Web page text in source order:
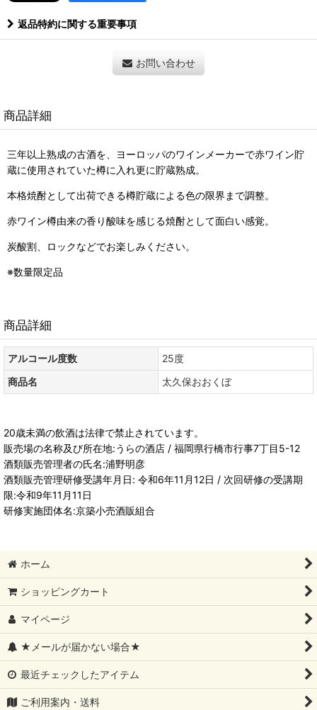
返品特約に関する重要事項
お問い合わせ
商品詳細
三年以上熟成の古酒を、ヨーロッパのワインメーカーで赤ワイン貯
蔵に使用されていた樽に入れ更に貯蔵熟成。
本格焼酎として出荷できる樽貯蔵による色の限界まで調整。
赤ワイン樽由来の香り酸味を感じる焼酎として面白い感覚。
炭酸割、ロックなどでお楽しみください。
※数量限定品
商品詳細
アルコール度数
25度
商品名
太久保おおくぼ
20歳未満の飲酒は法律で禁止されています。
販売場の名称及び所在地:うらの酒店 / 福岡県行橋市行事7丁目5-12
酒類販売管理者の氏名:浦野明彦
酒類販売管理研修受講年月日: 令和6年11月12日 / 次回研修の受講期
限:令和9年11月11日
研修実施団体名:京築小売酒販組合
ホーム
ショッピングカート
マイページ
★メールが届かない場合★
最近チェックしたアイテム
ご利用案内・送料